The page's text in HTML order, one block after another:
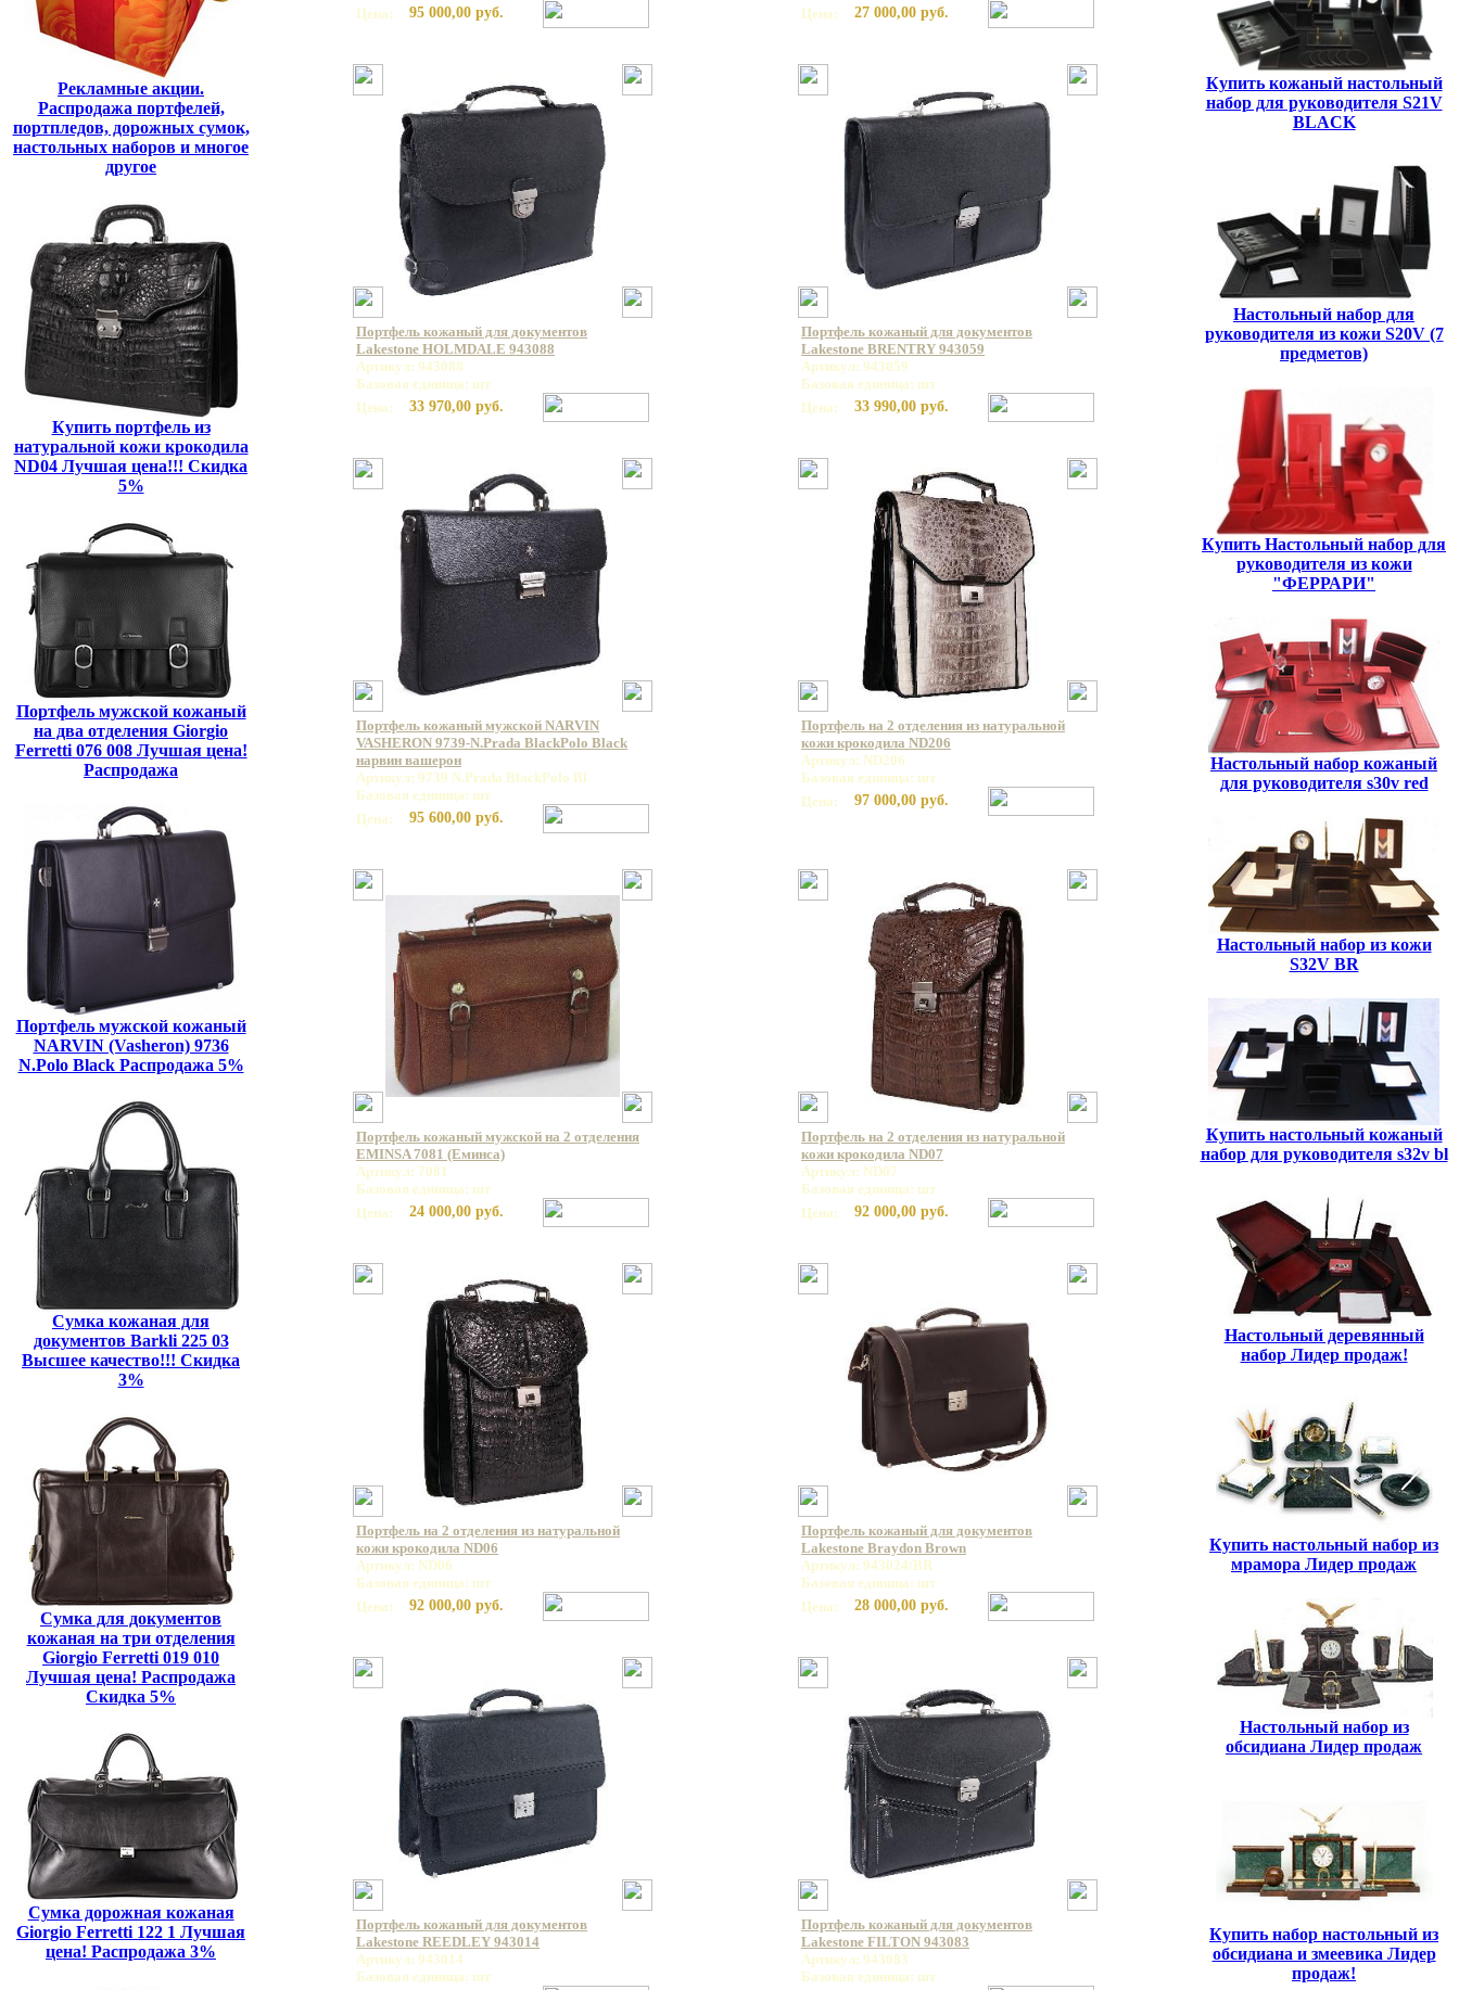
Рекламные акции.
Распродажа портфелей,
портпледов, дорожных сумок,
настольных наборов и многое
другое
Купить портфель из
натуральной кожи крокодила
ND04 Лучшая цена!!! Скидка
5%
Портфель мужской кожаный
на два отделения Giorgio
Ferretti 076 008 Лучшая цена!
Распродажа
Портфель мужской кожаный
NARVIN (Vasheron) 9736
N.Polo Black Распродажа 5%
Сумка кожаная для
документов Barkli 225 03
Высшее качество!!! Скидка
3%
Сумка для документов
кожаная на три отделения
Giorgio Ferretti 019 010
Лучшая цена! Распродажа
Скидка 5%
Сумка дорожная кожаная
Giorgio Ferretti 122 1 Лучшая
цена! Распродажа 3%
Цена:
95 000,00 руб.
Цена:
27 000,00 руб.
Портфель кожаный для документов
Lakestone HOLMDALE 943088
Артикул: 943088
Базовая единица: шт
Цена:
33 970,00 руб.
Портфель кожаный для документов
Lakestone BRENTRY 943059
Артикул: 943059
Базовая единица: шт
Цена:
33 990,00 руб.
Портфель кожаный мужской NARVIN
VASHERON 9739-N.Prada BlackPolo Black
нарвин вашерон
Артикул: 9739 N.Prada BlackPolo Bl
Базовая единица: шт
Цена:
95 600,00 руб.
Портфель на 2 отделения из натуральной
кожи крокодила ND206
Артикул: ND206
Базовая единица: шт
Цена:
97 000,00 руб.
Портфель кожаный мужской на 2 отделения
EMINSA 7081 (Еминса)
Артикул: 7081
Базовая единица: шт
Цена:
24 000,00 руб.
Портфель на 2 отделения из натуральной
кожи крокодила ND07
Артикул: ND07
Базовая единица: шт
Цена:
92 000,00 руб.
Портфель на 2 отделения из натуральной
кожи крокодила ND06
Артикул: ND06
Базовая единица: шт
Цена:
92 000,00 руб.
Портфель кожаный для документов
Lakestone Braydon Brown
Артикул: 943024/BR
Базовая единица: шт
Цена:
28 000,00 руб.
Портфель кожаный для документов
Lakestone REEDLEY 943014
Артикул: 943014
Базовая единица: шт
Портфель кожаный для документов
Lakestone FILTON 943083
Артикул: 943083
Базовая единица: шт
Купить кожаный настольный
набор для руководителя S21V
BLACK
Настольный набор для
руководителя из кожи S20V (7
предметов)
Купить Настольный набор для
руководителя из кожи
"ФЕРРАРИ"
Настольный набор кожаный
для руководителя s30v red
Настольный набор из кожи
S32V BR
Купить настольный кожаный
набор для руководителя s32v bl
Настольный деревянный
набор Лидер продаж!
Купить настольный набор из
мрамора Лидер продаж
Настольный набор из
обсидиана Лидер продаж
Купить набор настольный из
обсидиана и змеевика Лидер
продаж!